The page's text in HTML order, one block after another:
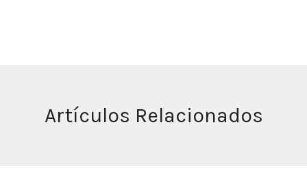
Artículos Relacionados